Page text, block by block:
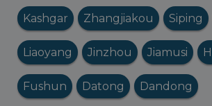
Kashgar Zhangjiakou Siping
Liaoyang Jinzhou Jiamusi
Fushun Datong Dandong